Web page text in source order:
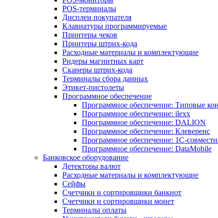
POS-терминалы
Дисплеи покупателя
Клавиатуры программируемые
Принтеры чеков
Принтеры штрих-кода
Расходные материалы и комплектующие
Ридеры магнитных карт
Сканеры штрих-кода
Терминалы сбора данных
Этикет-пистолеты
Программное обеспечение
Программное обеспечение: Типовые
Программное обеспечение: ilexx
Программное обеспечение: DALION
Программное обеспечение: Клеверенс
Программное обеспечение: 1С-
Программное обеспечение: DataMobile
Банковское оборудование
Детекторы валют
Расходные материалы и комплектующие
Сейфы
Счетчики и сортировщики банкнот
Счетчики и сортировщики монет
Терминалы оплаты